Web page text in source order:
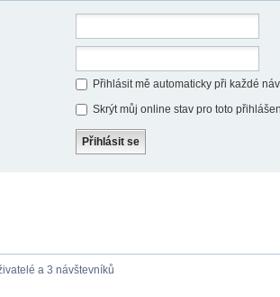
Přihlásit mě automaticky při každé
Skrýt můj online stav pro toto
a 3 návštevníků